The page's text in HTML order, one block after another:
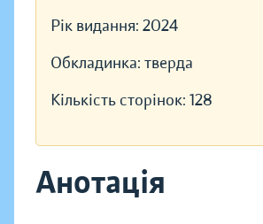
Рік видання: 2024
Обкладинка: тверда
Кількість сторінок: 128
Анотація